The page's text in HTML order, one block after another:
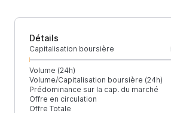
Détails
Capitalisation boursière
Volume (24h)
Volume/Capitalisation boursière (24h)
Prédominance sur la cap. du marché
Offre en circulation
Offre Totale